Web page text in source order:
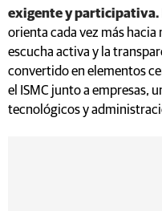
exigente y participativa.
orienta cada vez más hacia
escucha activa y la
convertido en elementos
el ISMC junto a empresas,
tecnológicos y